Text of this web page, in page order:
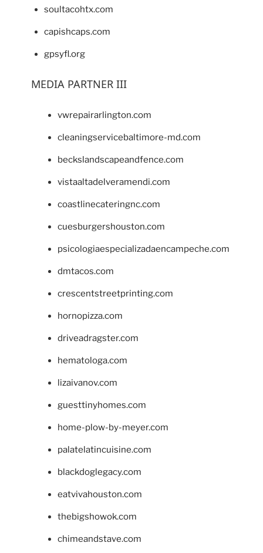
soultacohtx.com
capishcaps.com
gpsyfl.org
MEDIA PARTNER III
vwrepairarlington.com
cleaningservicebaltimore-md.com
beckslandscapeandfence.com
vistaaltadelveramendi.com
coastlinecateringnc.com
cuesburgershouston.com
psicologiaespecializadaencampeche.com
dmtacos.com
crescentstreetprinting.com
hornopizza.com
driveadragster.com
hematologa.com
lizaivanov.com
guesttinyhomes.com
home-plow-by-meyer.com
palatelatincuisine.com
blackdoglegacy.com
eatvivahouston.com
thebigshowok.com
chimeandstave.com